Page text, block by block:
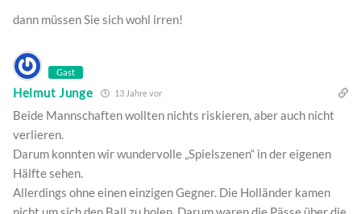
dann müssen Sie sich wohl irren!
Gast
Helmut Junge 13 Jahre vor
Beide Mannschaften wollten nichts riskieren, aber auch nicht
verlieren.
Darum konnten wir wundervolle „Spielszenen“ in der eigenen
Hälfte sehen.
Allerdings ohne einen einzigen Gegner. Die Holländer kamen